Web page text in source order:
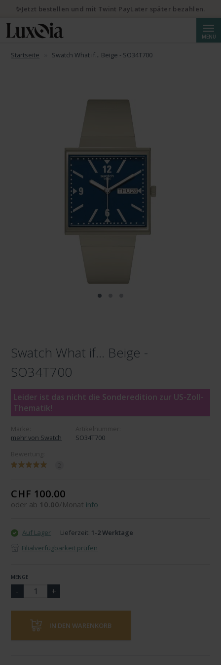
MENÜ
Startseite Swatch What if... Beige - SO34T700
Swatch What if... Beige -
SO34T700
Leider ist das nicht die Sonderedition zur US-Zoll-
Thematik!
mehr von Swatch
SO34T700
CHF 100.00
oder ab 10.00/Monat info
Auf Lager Lieferzeit: 1-2 Werktage
Filialverfügbarkeit prüfen
MENGE
IN DEN WARENKORB
✨Jetzt bestellen und mit Twint PayLater später bezahlen.